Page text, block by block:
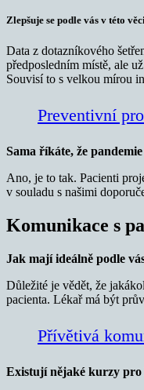
Zlepšuje se podle vás v této
Data z dotazníkového
předposledním místě, ale
Souvisí to s velkou mírou
Preventivní
Sama říkáte, že
Ano, je to tak. Pacienti
v souladu s našimi
Komunikace s
Jak mají ideálně podle
Důležité je vědět, že
pacienta. Lékař má být
Přívětivá
Existují nějaké kurzy pro